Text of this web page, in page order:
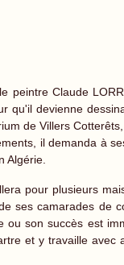
peintre Claude
qu'il devienne
de Villers
il demanda à
Algérie.
pour plusieurs
ses camarades de
ou son succès est
et y travaille